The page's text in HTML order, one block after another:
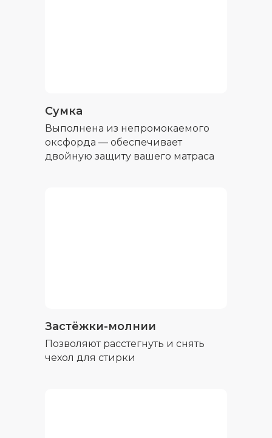
Сумка
Выполнена из непромокаемого
оксфорда — обеспечивает
двойную защиту вашего матраса
Застёжки-молнии
Позволяют расстегнуть и снять
чехол для стирки